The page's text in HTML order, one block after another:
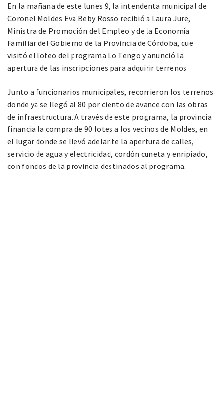
En la mañana de este lunes 9, la intendenta municipal de
Coronel Moldes Eva Beby Rosso recibió a Laura Jure,
Ministra de Promoción del Empleo y de la Economía
Familiar del Gobierno de la Provincia de Córdoba, que
visitó el loteo del programa Lo Tengo y anunció la
apertura de las inscripciones para adquirir terrenos
Junto a funcionarios municipales, recorrieron los terrenos
donde ya se llegó al 80 por ciento de avance con las obras
de infraestructura. A través de este programa, la provincia
financia la compra de 90 lotes a los vecinos de Moldes, en
el lugar donde se llevó adelante la apertura de calles,
servicio de agua y electricidad, cordón cuneta y enripiado,
con fondos de la provincia destinados al programa.